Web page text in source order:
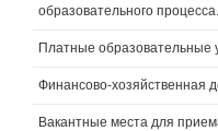
образовательного
Платные образовательные
Финансово-хозяйственная
Вакантные места для